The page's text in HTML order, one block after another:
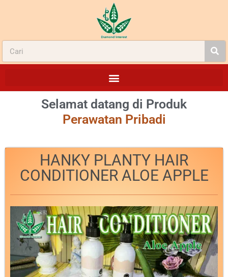
Selamat datang di Produk
Perawatan Pribadi
HANKY PLANTY HAIR
CONDITIONER ALOE APPLE